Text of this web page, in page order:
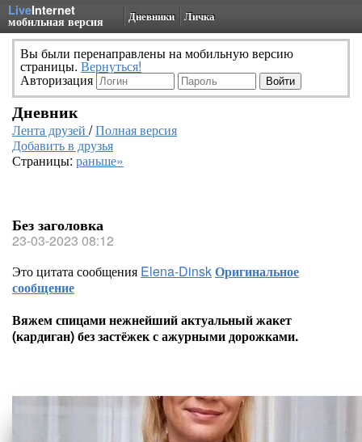
LiveInternet
мобильная версия Дневники Личка
Вы были перенаправлены на мобильную версию
страницы. Вернуться!
Авторизация
Дневник
Лента друзей /Полная версия
Добавить в друзья
Страницы: раньше»
Без заголовка
23-03-2023 08:12
Это цитата сообщения Elena-DinskОригинальное
сообщение
Вяжем спицами нежнейший актуальный жакет
(кардиган) без застёжек с ажурными дорожками.